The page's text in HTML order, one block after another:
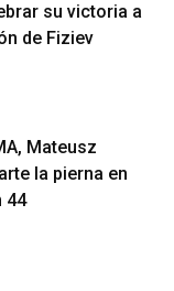
su victoria a
de Fiziev
Mateusz
la pierna en
44